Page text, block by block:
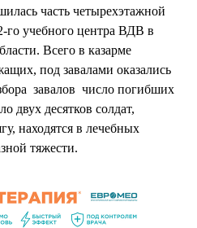
часть четырехэтажной
го учебного центра ВДВ в
Всего в казарме
под завалами оказались
завалов число погибших
двух десятков солдат,
находятся в лечебных
тяжести.